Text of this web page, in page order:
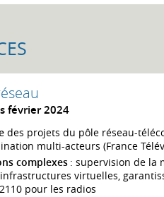
février 2024
des projets du pôle réseau-
multi-acteurs (France
complexes: supervision de la
virtuelles,
pour les radios